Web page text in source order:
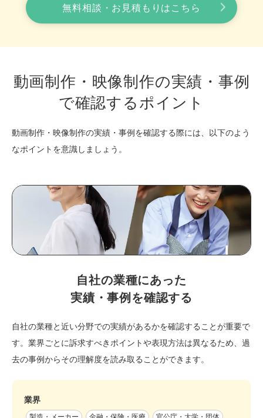
無料相談・お見積もりはこちら
動画制作・映像制作の実績・事例
で確認するポイント
動画制作・映像制作の実績・事例を確認する際には、以下のよう
なポイントを意識しましょう。
自社の業種にあった
実績・事例を確認する
自社の業種と近い分野での実績があるかを確認することが重要で
す。業界ごとに訴求すべきポイントや表現方法は異なるため、過
去の事例からその理解度を読み取ることができます。
業界